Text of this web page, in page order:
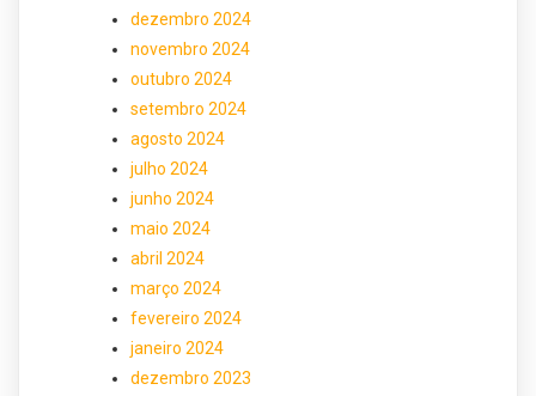
dezembro 2024
novembro 2024
outubro 2024
setembro 2024
agosto 2024
julho 2024
junho 2024
maio 2024
abril 2024
março 2024
fevereiro 2024
janeiro 2024
dezembro 2023